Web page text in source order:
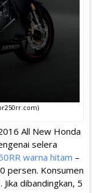
All New Honda
selera
warna hitam –
persen. Konsumen
dibandingkan, 5